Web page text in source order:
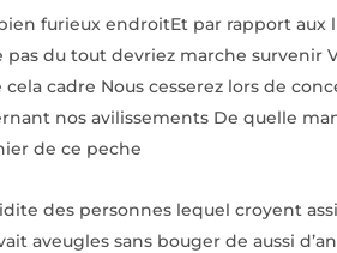
furieux endroitEt par rapport aux
du tout devriez marche survenir
cadre Nous cesserez lors de
nos avilissements De quelle
de ce peche
des personnes lequel croyent
sans bouger de aussi